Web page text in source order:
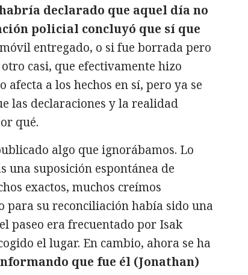
declarado que aquel día no
policial concluyó que sí que
entregado, o si fue borrada pero
casi, que efectivamente hizo
a los hechos en sí, pero ya se
las declaraciones y la realidad
qué.
algo que ignorábamos. Lo
una suposición espontánea de
exactos, muchos creímos
para su reconciliación había sido una
paseo era frecuentado por Isak
el lugar. En cambio, ahora se ha
que fue él (Jonathan)